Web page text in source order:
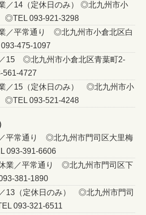
14（定休日のみ） ◎北九州市小
◎TEL 093-921-3298
／平常通り ◎北九州市小倉北区白
475-1097
15 ◎北九州市小倉北区青葉町2-
4727
／15（定休日のみ） ◎北九州市小
◎TEL 093-521-4248
平常通り ◎北九州市門司区大里梅
093-391-6606
業／平常通り ◎北九州市門司区下
381-1890
（定休日のみ） ◎北九州市門司
093-321-6511